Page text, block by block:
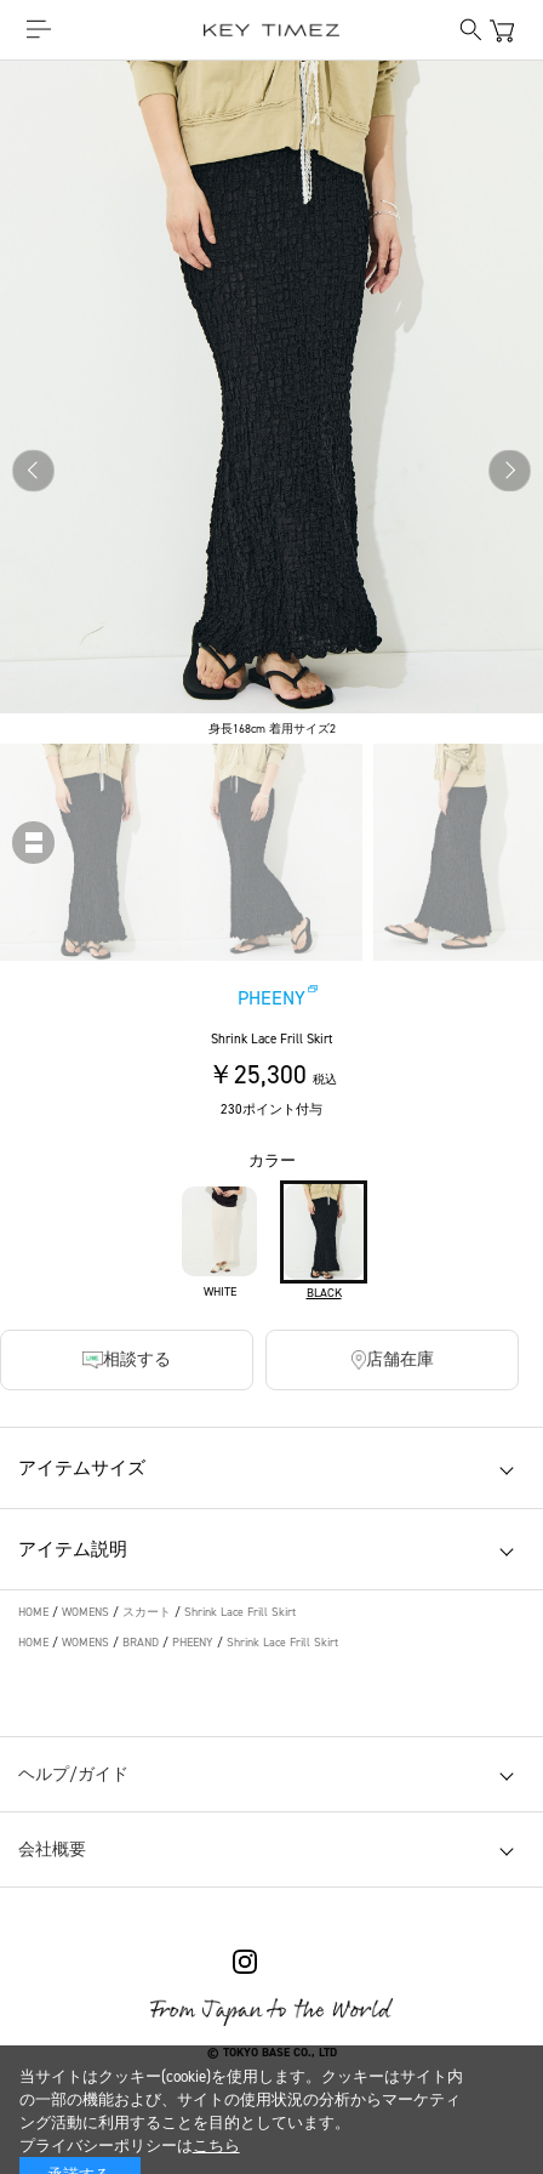
身長168cm 着用サイズ2
PHEENY
Shrink Lace Frill Skirt
￥25,300 税込
230ポイント付与
カラー
WHITE BLACK
相談する 店舗在庫
アイテムサイズ
アイテム説明
HOME / WOMENS / スカート / Shrink Lace Frill Skirt
HOME / WOMENS / BRAND / PHEENY / Shrink Lace Frill Skirt
ヘルプ/ガイド
会社概要
© TOKYO BASE CO., LTD
当サイトはクッキー(cookie)を使用します。クッキーはサイト内
の一部の機能および、サイトの使用状況の分析からマーケティ
ング活動に利用することを目的としています。
プライバシーポリシーはこちら